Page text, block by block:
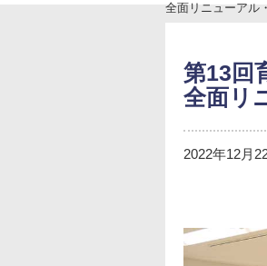
全面リニューアル
第13回
全面リ
2022年12月